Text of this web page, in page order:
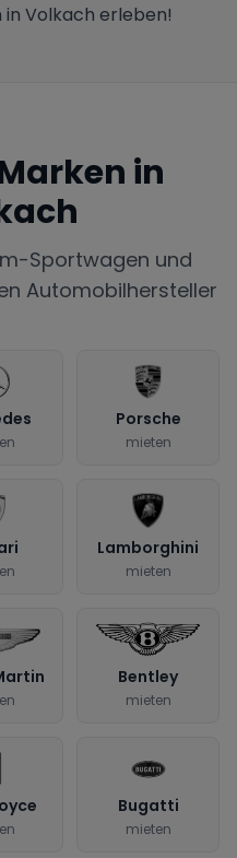
Volkach erleben!
in
Sportwagen und
Automobilhersteller
Porsche
mieten
Lamborghini
mieten
Bentley
mieten
Bugatti
mieten